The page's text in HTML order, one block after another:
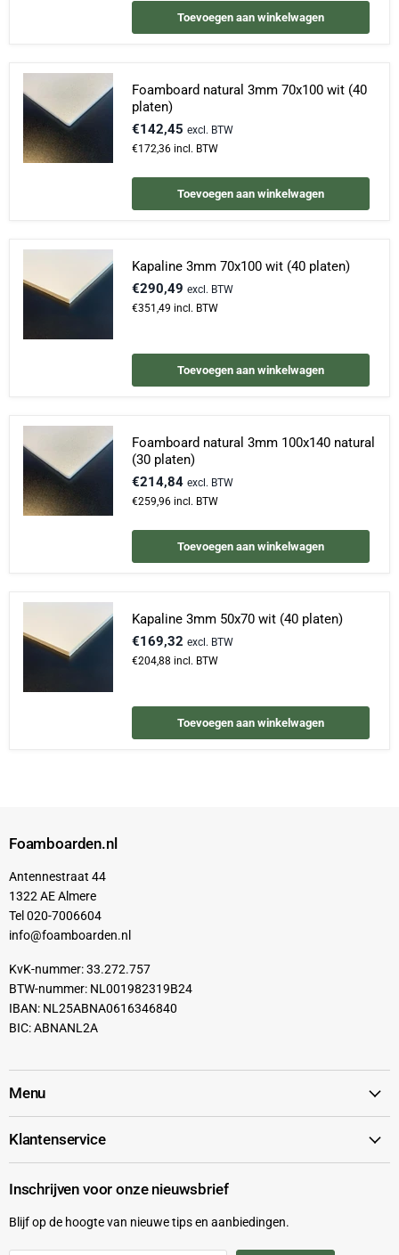
Toevoegen aan winkelwagen
Foamboard natural 3mm 70x100 wit (40
platen)
€142,45 excl. BTW
€172,36 incl. BTW
Toevoegen aan winkelwagen
Kapaline 3mm 70x100 wit (40 platen)
€290,49 excl. BTW
€351,49 incl. BTW
Toevoegen aan winkelwagen
Foamboard natural 3mm 100x140 natural
(30 platen)
€214,84 excl. BTW
€259,96 incl. BTW
Toevoegen aan winkelwagen
Kapaline 3mm 50x70 wit (40 platen)
€169,32 excl. BTW
€204,88 incl. BTW
Toevoegen aan winkelwagen
Foamboarden.nl
Antennestraat 44
1322 AE Almere
Tel 020-7006604
info@foamboarden.nl
KvK-nummer: 33.272.757
BTW-nummer: NL001982319B24
IBAN: NL25ABNA0616346840
BIC: ABNANL2A
Menu
Klantenservice
Inschrijven voor onze nieuwsbrief
Blijf op de hoogte van nieuwe tips en aanbiedingen.